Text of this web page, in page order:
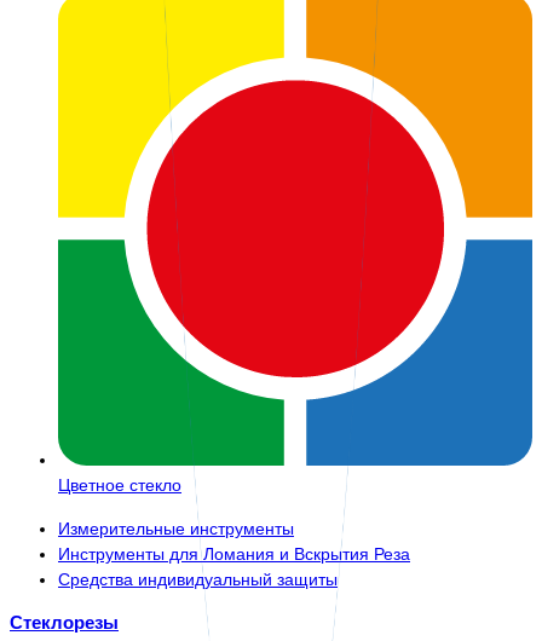
Цветное стекло
Измерительные инструменты
Инструменты для Ломания и Вскрытия Реза
Средства индивидуальный защиты
Стеклорезы